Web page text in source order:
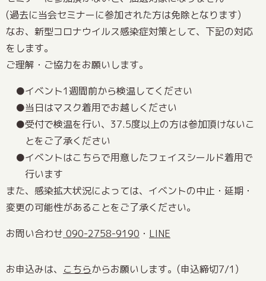
(過去に当会セミナーに参加された方は免除となります)
なお、新型コロナウイルス感染症対策として、下記の対応
をします。
ご理解・ご協力をお願いします。
イベント1週間前から検温してください
当日はマスク着用でお越しください
受付で検温を行い、37.5度以上の方は参加頂けないこ
とをご了承ください
イベントはこちらで用意したフェイスシールド着用で
行います
また、感染拡大状況によっては、イベントの中止・延期・
変更の可能性があることをご了承ください。
お問い合わせ 090-2758-9190 ・ LINE
お申込みは、 こちらからお願いします。(申込締切7/1)